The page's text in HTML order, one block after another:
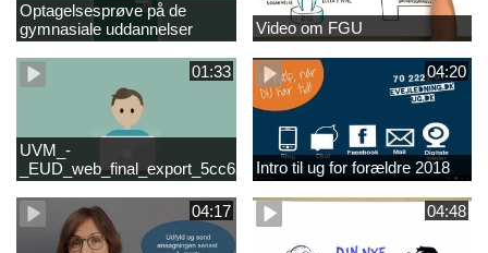
Optagelsesprøve på de
gymnasiale uddannelser
Video om FGU
01:33
UVM_-
04:20
Intro til ug for forældre 2018
04:17 04:48